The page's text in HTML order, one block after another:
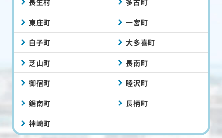
東庄町 一宮町
白子町 大多喜町
芝山町 長南町
御宿町 睦沢町
鋸南町 長柄町
神崎町